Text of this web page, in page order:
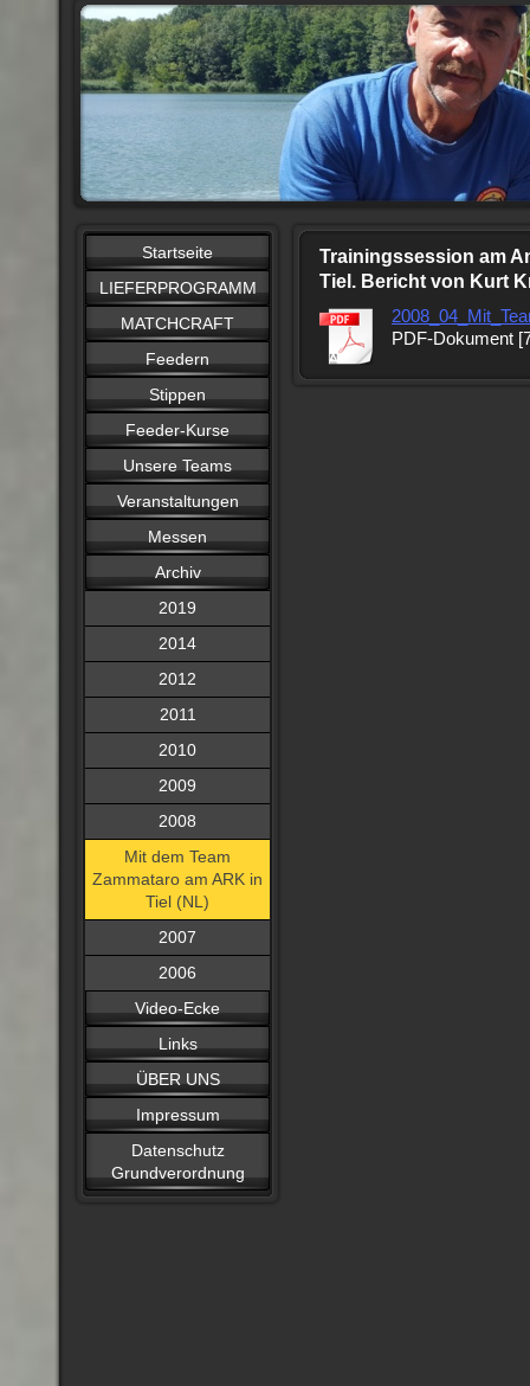
Startseite
LIEFERPROGRAMM
MATCHCRAFT
Feedern
Stippen
Feeder-Kurse
Unsere Teams
Veranstaltungen
Messen
Archiv
2019
2014
2012
2011
2010
2009
2008
Mit dem Team
Zammataro am ARK in
Tiel (NL)
2007
2006
Video-Ecke
Links
ÜBER UNS
Impressum
Datenschutz
Grundverordnung
Trainingssession am
Tiel. Bericht von Kurt
PDF-Dokument